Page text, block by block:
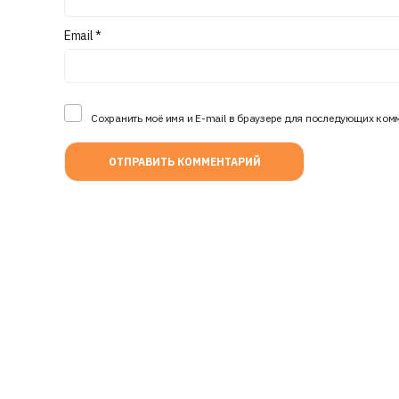
Email*
Сохранить моё имя и E-mail в браузере для последующих